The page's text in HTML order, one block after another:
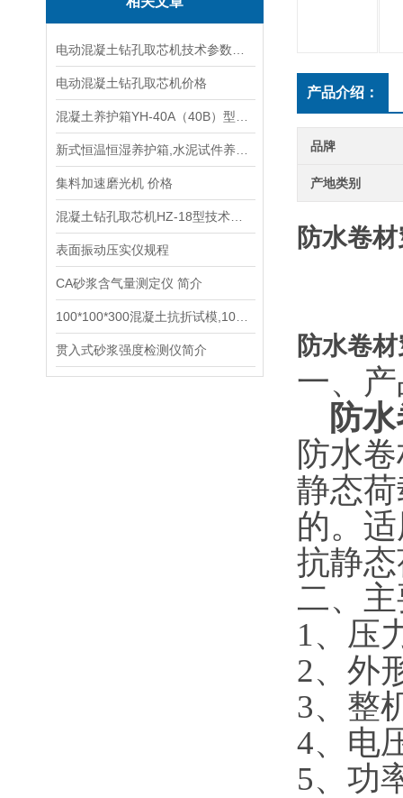
电动混凝土钻孔取芯机价格
集料加速磨光机 价格
表面振动压实仪规程
CA砂浆含气量测定仪 简介
贯入式砂浆强度检测仪简介
产品介绍：
品牌
产地类别
防水卷
防水卷
一、
防
防水
静态
的。
抗静
二、
1、压
2、外
3、整
4、电
5、 功